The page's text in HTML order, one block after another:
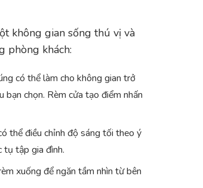
không gian sống thú vị và
phòng khách:
có thể làm cho không gian trở
bạn chọn. Rèm cửa tạo điểm nhấn
thể điều chỉnh độ sáng tối theo ý
tụ tập gia đình.
xuống để ngăn tầm nhìn từ bên